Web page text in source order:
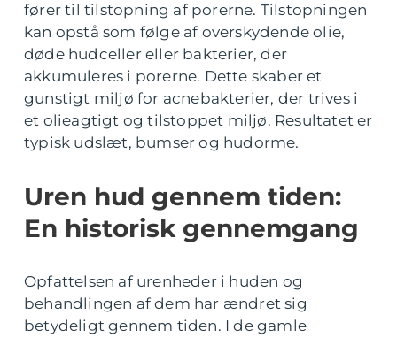
fører til tilstopning af porerne. Tilstopningen
kan opstå som følge af overskydende olie,
døde hudceller eller bakterier, der
akkumuleres i porerne. Dette skaber et
gunstigt miljø for acnebakterier, der trives i
et olieagtigt og tilstoppet miljø. Resultatet er
typisk udslæt, bumser og hudorme.
Uren hud gennem tiden:
En historisk gennemgang
Opfattelsen af urenheder i huden og
behandlingen af dem har ændret sig
betydeligt gennem tiden. I de gamle